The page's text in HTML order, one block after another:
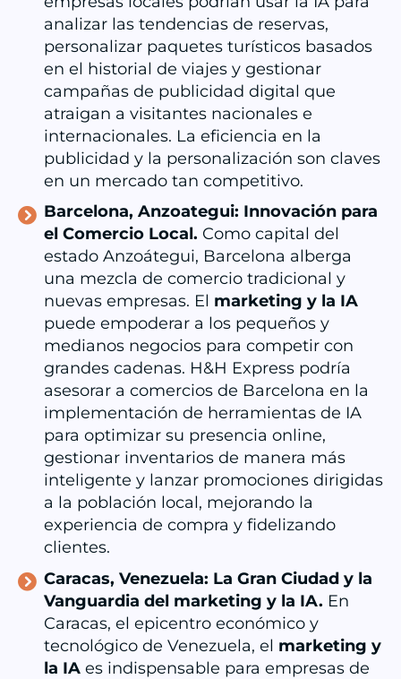
analizar las tendencias de reservas,
personalizar paquetes turísticos basados
en el historial de viajes y gestionar
campañas de publicidad digital que
atraigan a visitantes nacionales e
internacionales. La eficiencia en la
publicidad y la personalización son claves
en un mercado tan competitivo.
Barcelona, Anzoategui: Innovación para
el Comercio Local. Como capital del
estado Anzoátegui, Barcelona alberga
una mezcla de comercio tradicional y
nuevas empresas. El marketing y la IA
puede empoderar a los pequeños y
medianos negocios para competir con
grandes cadenas. H&H Express podría
asesorar a comercios de Barcelona en la
implementación de herramientas de IA
para optimizar su presencia online,
gestionar inventarios de manera más
inteligente y lanzar promociones dirigidas
a la población local, mejorando la
experiencia de compra y fidelizando
clientes.
Caracas, Venezuela: La Gran Ciudad y la
Vanguardia del marketing y la IA. En
Caracas, el epicentro económico y
tecnológico de Venezuela, el marketing y
la IAes indispensable para empresas de